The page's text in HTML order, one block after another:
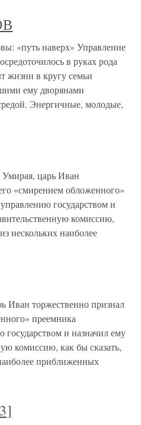
«путь наверх» Управление
в руках рода
жизни в кругу семьи
ему дворянами
Энергичные, молодые,
Умирая, царь Иван
«смирением обложенного»
государством и
комиссию,
нескольких наиболее
Иван торжественно признал
преемника
и назначил ему
комиссию, как бы сказать,
приближенных